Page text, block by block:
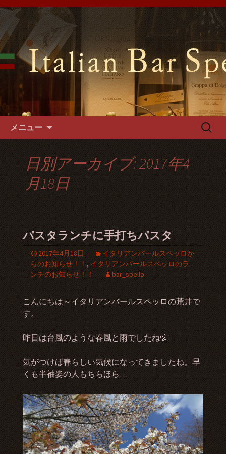
難波千日前のイタリアンバール
スペッロで貸切パーティーを
難波千日前の「イタリアンバールスペ
ッロ」はイタリアの郷土料理や手づく
るパスタやフォカッチャをご用意。1
階～3階席とございますので貸切パー
ティーでご利用可能です。
メニュー
検
日別アーカイブ: 2017年4
月18日
パスタランチに手打ちパスタ
2017年4月18日
イタリアンバールスペッロか
らのお知らせ！！ , イタリアンバールスペッロのラ
ンチのお知らせ！！
bar_spello
こんにちは～イタリアンバールスペッロの荒井で
す。
昨日は台風のような春風と雨でしたね💦
気がつけば春らしい気候になってきましたね。早
くも半袖姿の人もちらほら…